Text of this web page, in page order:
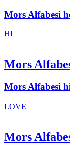
Mors Alfabesi
HI
Mors
Mors Alfabesi
LOVE
Mors